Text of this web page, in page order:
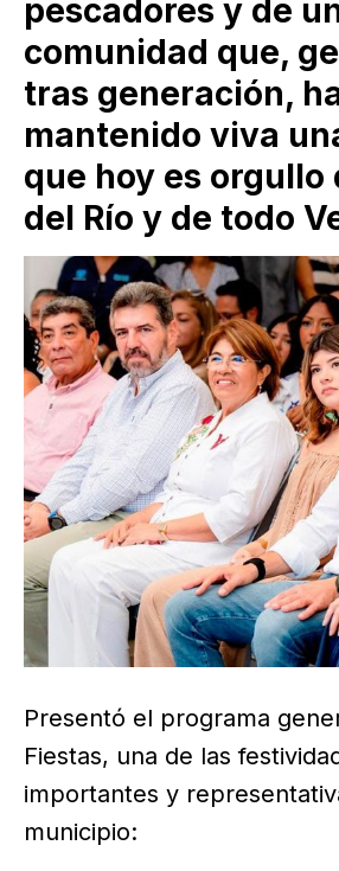
pescadores y de
comunidad que,
tras generación,
mantenido viva
que hoy es orgullo
del Río y de todo
Presentó el programa
Fiestas, una de las
importantes y
municipio: